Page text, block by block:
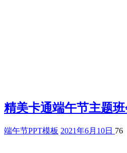
精美卡通端午节主题
端午节PPT模板 2021年6月10日 76